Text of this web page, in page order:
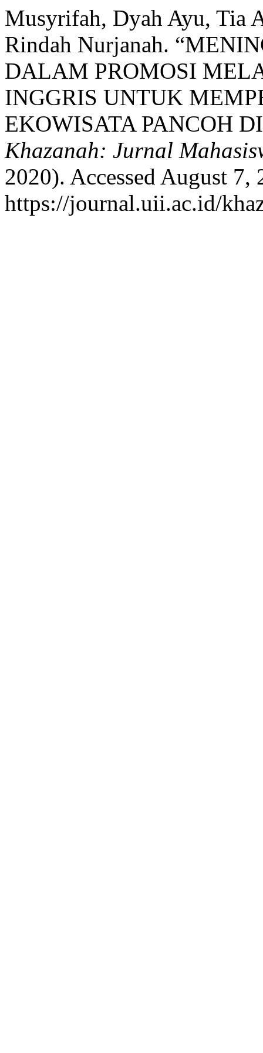
Musyrifah, Dyah Ayu, Tia
Rindah Nurjanah.
DALAM PROMOSI
INGGRIS UNTUK
EKOWISATA PANCOH
Khazanah: Jurnal
2020). Accessed August 7,
https://journal.uii.ac.id/